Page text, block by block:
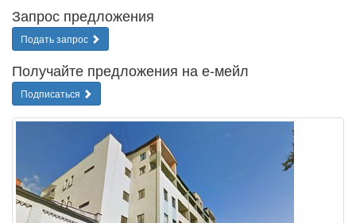
Запрос предложения
Подать запрос
Получайте предложения на е-мейл
Подписаться